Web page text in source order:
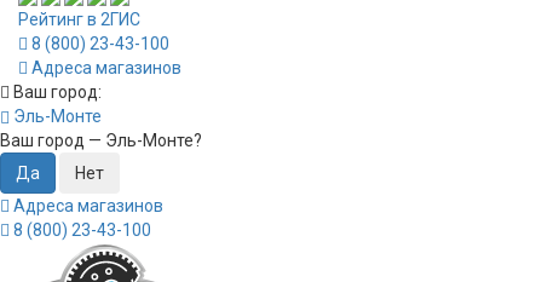
Рейтинг в 2ГИС
8 (800) 23-43-100
Адреса магазинов
Ваш город:
Эль-Монте
Ваш город — Эль-Монте?
Адреса магазинов
8 (800) 23-43-100